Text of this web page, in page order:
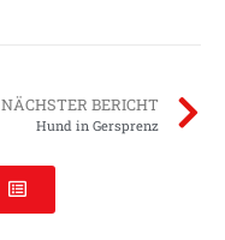
NÄCHSTER BERICHT
Hund in Gersprenz